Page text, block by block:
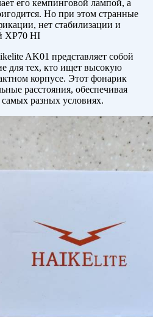
его кемпинговой лампой, а
Но при этом странные
нет стабилизации и
XP70 HI
AK01 представляет собой
для тех, кто ищет высокую
корпусе. Этот фонарик
расстояния, обеспечивая
разных условиях.